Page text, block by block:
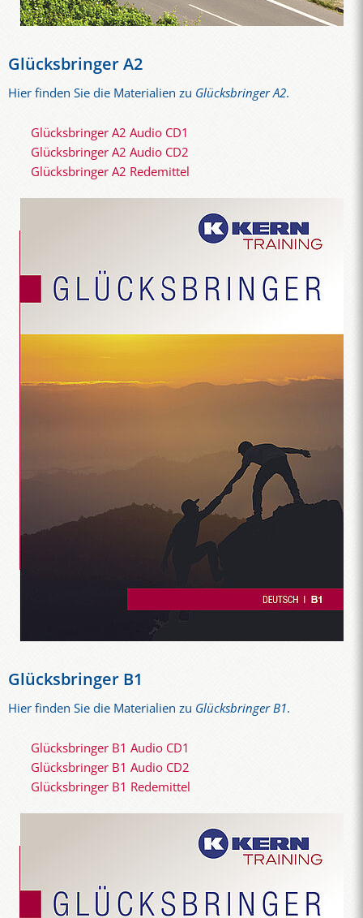
Glücksbringer A2
Hier finden Sie die Materialien zu Glücksbringer A2.
Glücksbringer A2 Audio CD1
Glücksbringer A2 Audio CD2
Glücksbringer A2 Redemittel
Glücksbringer B1
Hier finden Sie die Materialien zu Glücksbringer B1.
Glücksbringer B1 Audio CD1
Glücksbringer B1 Audio CD2
Glücksbringer B1 Redemittel